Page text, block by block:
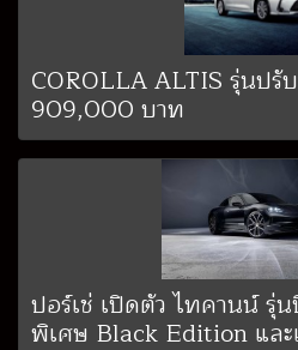
COROLLA ALTIS รุ่นปรั
909,000 บาท
ปอร์เช่ เปิดตัว ไทคานน์ รุ่
พิเศษ Black Edition และ